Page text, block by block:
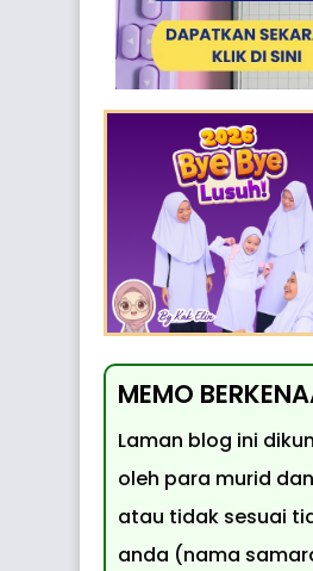
MEMO
Laman blog ini
oleh para murid
atau tidak sesuai
anda (nama